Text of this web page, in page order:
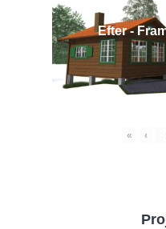
Efter -
« ‹